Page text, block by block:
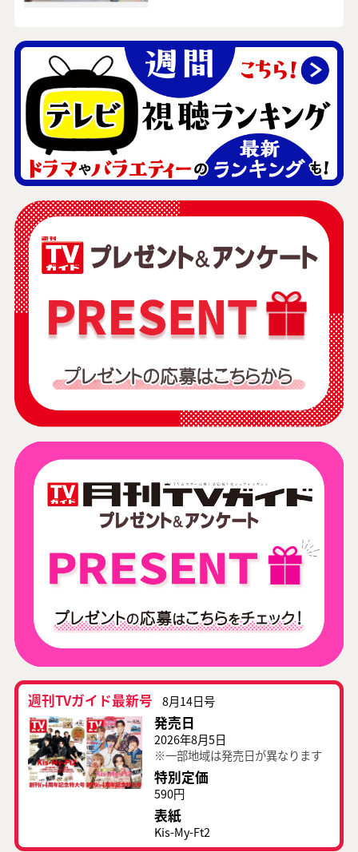
週刊TVガイド最新号 8月14日号
発売日
2026年8月5日
※一部地域は発売日が異なります
特別定価
590円
表紙
Kis-My-Ft2